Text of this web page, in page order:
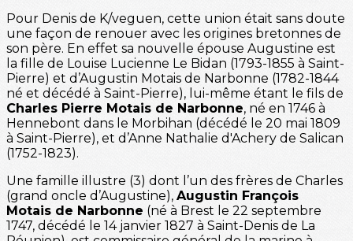
Pour Denis de K/veguen, cette union était sans doute
une façon de renouer avec les origines bretonnes de
son père. En effet sa nouvelle épouse Augustine est
la fille de Louise Lucienne Le Bidan (1793-1855 à Saint-
Pierre) et d’Augustin Motais de Narbonne (1782-1844
né et décédé à Saint-Pierre), lui-même étant le fils de
Charles Pierre Motais de Narbonne, né en 1746 à
Hennebont dans le Morbihan (décédé le 20 mai 1809
à Saint-Pierre), et d’Anne Nathalie d'Achery de Salican
(1752-1823).
Une famille illustre (3) dont l’un des frères de Charles
(grand oncle d’Augustine), Augustin François
Motais de Narbonne (né à Brest le 22 septembre
1747, décédé le 14 janvier 1827 à Saint-Denis de La